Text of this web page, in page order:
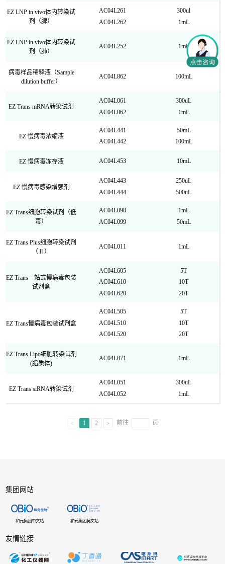
EZ LNP in vivo体内转染试
剂（脾）
AC04L261
AC04L262
300ul
1mL
EZ LNP in vivo体内转染试
剂（肺）
AC04L252 1mL
病毒样品稀释液（Sample
dilution buffer）
AC04L862 100mL
EZ Trans mRNA转染试剂
AC04L061
AC04L062
300uL
1mL
EZ 慢病毒浓缩液
AC04L441
AC04L442
50mL
100mL
EZ 慢病毒冻存液 AC04L453 10mL
EZ 慢病毒感染增强剂
AC04L443
AC04L444
250uL
500uL
EZ Trans细胞转染试剂（低
毒）
AC04L098
AC04L099
1mL
50mL
EZ Trans Plus细胞转染试剂
（Ⅱ）
AC04L011 1mL
EZ Trans一站式慢病毒包装
试剂盒
AC04L605
AC04L610
AC04L620
5T
10T
20T
EZ Trans慢病毒包装试剂盒
AC04L505
AC04L510
AC04L520
5T
10T
20T
EZ Trans Lipo细胞转染试剂
(脂质体)
AC04L071 1mL
EZ Trans siRNA转染试剂
AC04L051
AC04L052
300uL
1mL
1 2 前往 页
集团网站
和元集团中文站 和元集团英文站
友情链接